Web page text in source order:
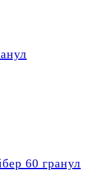
60 гранул